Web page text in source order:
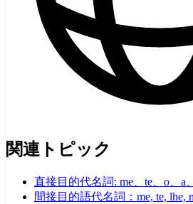
関連トピック
直接目的代名詞: me、te、o、a
間接目的語代名詞：me, te, lhe,